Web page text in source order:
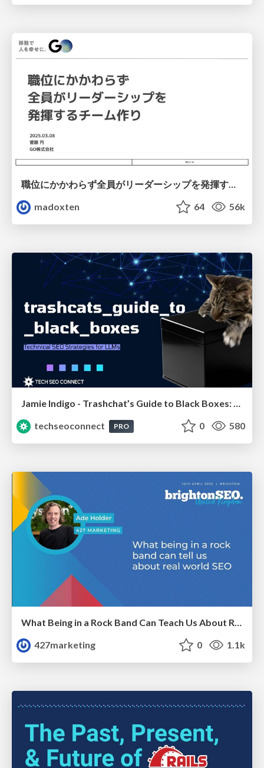
madoxten
64 56k
Jamie Indigo - Trashchat’s Guide to Black Boxes: Technical SEO Tactics for LLMs
techseoconnect
PRO 0 580
What Being in a Rock Band Can Teach Us About Real World SEO
427marketing
0 1.1k